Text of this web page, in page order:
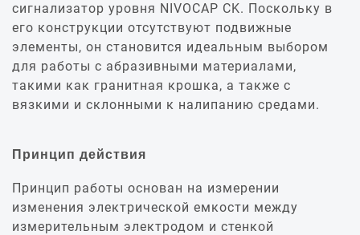
сигнализатор уровня NIVOCAP CK. Поскольку в
его конструкции отсутствуют подвижные
элементы, он становится идеальным выбором
для работы с абразивными материалами,
такими как гранитная крошка, а также с
вязкими и склонными к налипанию средами.
Принцип действия
Принцип работы основан на измерении
изменения электрической емкости между
измерительным электродом и стенкой